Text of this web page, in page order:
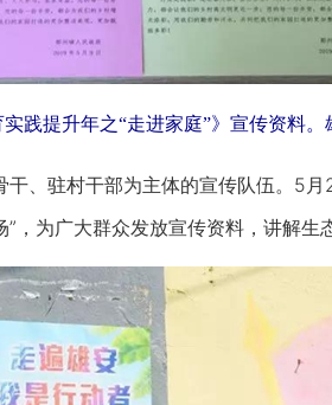
实践提升年之“走进家庭”》宣传资料
驻村干部为主体的宣传队伍。5月
，为广大群众发放宣传资料，讲解生